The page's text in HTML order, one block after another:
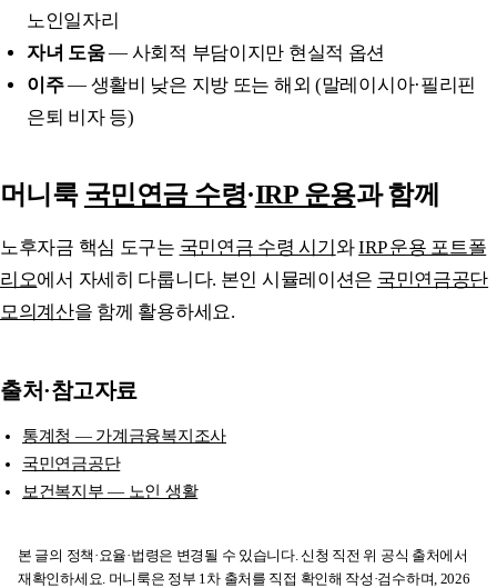
노인일자리
자녀 도움— 사회적 부담이지만 현실적 옵션
이주— 생활비 낮은 지방 또는 해외 (말레이시아·필리핀
은퇴 비자 등)
머니룩 국민연금 수령·IRP 운용과 함께
노후자금 핵심 도구는 국민연금 수령 시기 와IRP 운용 포트폴
리오에서 자세히 다룹니다. 본인 시뮬레이션은 국민연금공단
모의계산을 함께 활용하세요.
출처·참고자료
통계청 — 가계금융복지조사
국민연금공단
보건복지부 — 노인 생활
본 글의 정책·요율·법령은 변경될 수 있습니다. 신청 직전 위 공식 출처에서
재확인하세요. 머니룩은 정부 1차 출처를 직접 확인해 작성·검수하며, 2026